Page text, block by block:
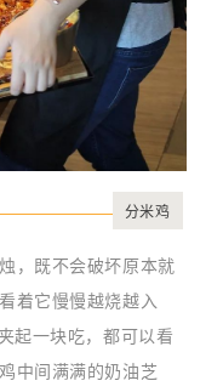
分米鸡
，既不会破坏原本就
着它慢慢越烧越入
起一块吃，都可以看
中间满满的奶油芝